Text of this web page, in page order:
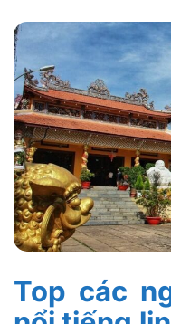
Top các